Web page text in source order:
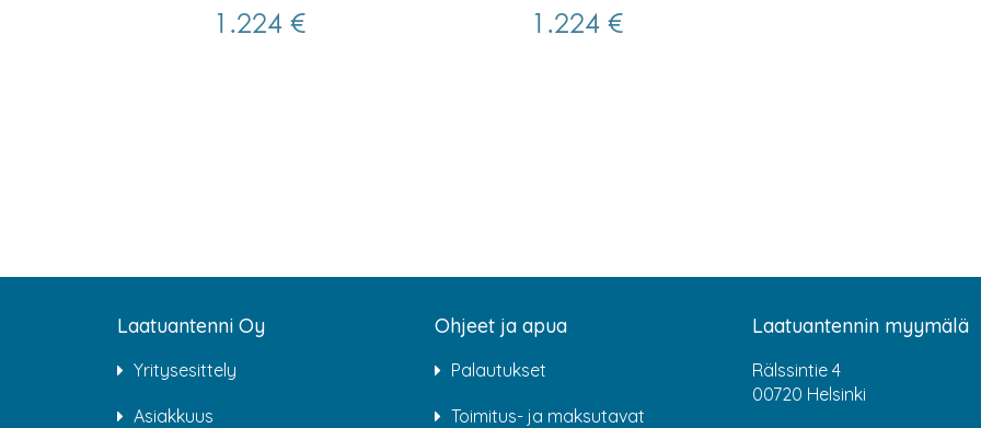
1.224 € 1.224 €
Laatuantenni Oy
Yritysesittely
Asiakkuus
Ohjeet ja apua
Palautukset
Toimitus- ja maksutavat
Laatuantennin myymälä
Rälssintie 4
00720 Helsinki